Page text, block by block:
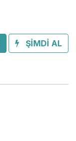
ŞİMDİ AL